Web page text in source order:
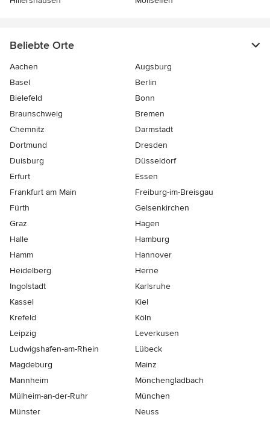
Beliebte Orte
Aachen
Augsburg
Basel
Berlin
Bielefeld
Bonn
Braunschweig
Bremen
Chemnitz
Darmstadt
Dortmund
Dresden
Duisburg
Düsseldorf
Erfurt
Essen
Frankfurt am Main
Freiburg-im-Breisgau
Fürth
Gelsenkirchen
Graz
Hagen
Halle
Hamburg
Hamm
Hannover
Heidelberg
Herne
Ingolstadt
Karlsruhe
Kassel
Kiel
Krefeld
Köln
Leipzig
Leverkusen
Ludwigshafen-am-Rhein
Lübeck
Magdeburg
Mainz
Mannheim
Mönchen­gladbach
Mülheim-an-der-Ruhr
München
Münster
Neuss